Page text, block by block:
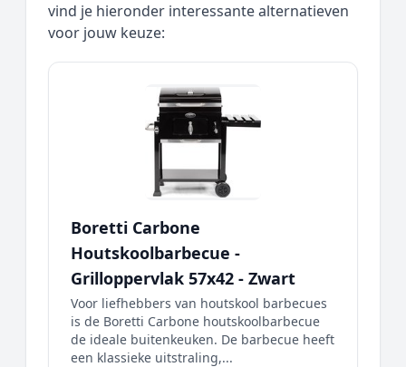
vind je hieronder interessante alternatieven
voor jouw keuze:
Boretti Carbone
Houtskoolbarbecue -
Grilloppervlak 57x42 - Zwart
Voor liefhebbers van houtskool barbecues
is de Boretti Carbone houtskoolbarbecue
de ideale buitenkeuken. De barbecue heeft
een klassieke uitstraling,...